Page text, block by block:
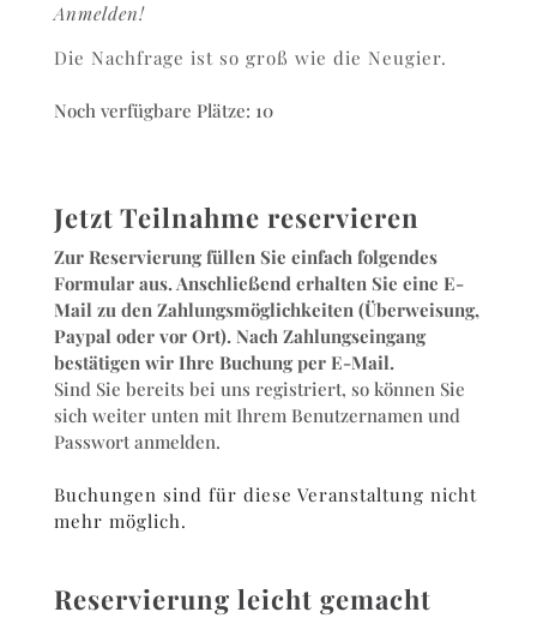
Anmelden!
Die Nachfrage ist so groß wie die Neugier.
Noch verfügbare Plätze: 10
Jetzt Teilnahme reservieren
Zur Reservierung füllen Sie einfach folgendes
Formular aus. Anschließend erhalten Sie eine E-
Mail zu den Zahlungsmöglichkeiten (Überweisung,
Paypal oder vor Ort). Nach Zahlungseingang
bestätigen wir Ihre Buchung per E-Mail.
Sind Sie bereits bei uns registriert, so können Sie
sich weiter unten mit Ihrem Benutzernamen und
Passwort anmelden.
Buchungen sind für diese Veranstaltung nicht
mehr möglich.
Reservierung leicht gemacht